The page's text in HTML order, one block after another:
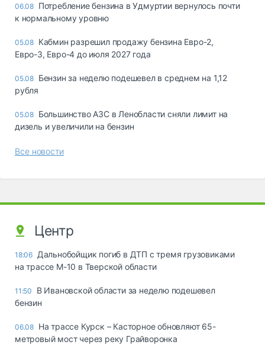
06.08 Потребление бензина в Удмуртии вернулось почти
к нормальному уровню
05.08 Кабмин разрешил продажу бензина Евро-2,
Евро-3, Евро-4 до июля 2027 года
05.08 Бензин за неделю подешевел в среднем на 1,12
рубля
05.08 Большинство АЗС в Ленобласти сняли лимит на
дизель и увеличили на бензин
Все новости
Центр
18:06 Дальнобойщик погиб в ДТП с тремя грузовиками
на трассе М-10 в Тверской области
11:50
В Ивановской области за неделю подешевел
бензин
06.08 На трассе Курск – Касторное обновляют 65-
метровый мост через реку Грайворонка